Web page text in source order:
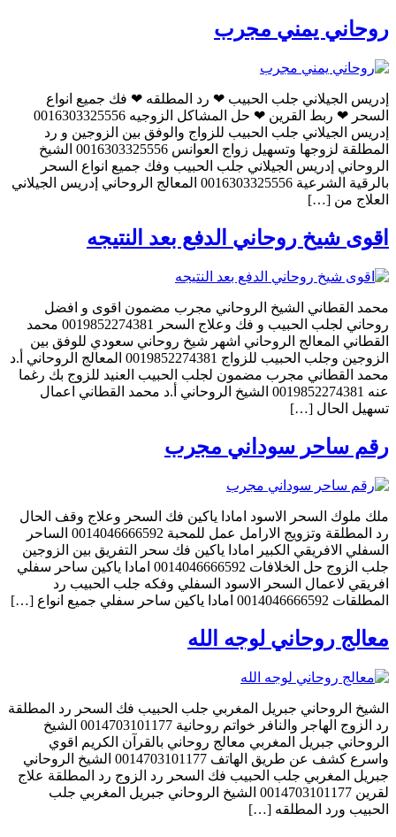
روحاني يمني مجرب
إدريس الجيلاني جلب الحبيب ❤ رد المطلقه ❤ فك جميع انواع
السحر ❤ ربط القرين ❤ حل المشاكل الزوجيه 0016303325556
إدريس الجيلاني جلب الحبيب للزواج والوفق بين الزوجين و رد
المطلقة لزوجها وتسهيل زواج العوانس 0016303325556 الشيخ
الروحاني إدريس الجيلاني جلب الحبيب وفك جميع انواع السحر
بالرقية الشرعية 0016303325556 المعالج الروحاني إدريس الجيلاني
العلاج من […]
اقوى شيخ روحاني الدفع بعد النتيجه
محمد القطاني الشيخ الروحاني مجرب مضمون اقوى و افضل
روحاني لجلب الحبيب و فك وعلاج السحر 0019852274381 محمد
القطاني المعالج الروحاني اشهر شيخ روحاني سعودي للوفق بين
الزوجين وجلب الحبيب للزواج 0019852274381 المعالج الروحاني أ.د
محمد القطاني مجرب مضمون لجلب الحبيب العنيد للزوج بك رغما
عنه 0019852274381 الشيخ الروحاني أ.د محمد القطاني اعمال
تسهيل الحال […]
رقم ساحر سوداني مجرب
ملك ملوك السحر الاسود امادا ياكين فك السحر وعلاج وقف الحال
رد المطلقة وتزويج الارامل عمل للمحبة 0014046666592 الساحر
السفلي الافريقي الكبير امادا ياكين فك سحر التفريق بين الزوجين
جلب الزوج حل الخلافات 0014046666592 امادا ياكين ساحر سفلي
افريقي لاعمال السحر الاسود السفلي وفكه جلب الحبيب رد
المطلقات 0014046666592 امادا ياكين ساحر سفلي جميع انواع […]
معالج روحاني لوجه الله
الشيخ الروحاني جبريل المغربي جلب الحبيب فك السحر رد المطلقة
رد الزوج الهاجر والنافر خواتم روحانية 0014703101177 الشيخ
الروحاني جبريل المغربي معالج روحاني بالقرآن الكريم اقوي
واسرع كشف عن طريق الهاتف 0014703101177 الشيخ الروحاني
جبريل المغربي جلب الحبيب فك السحر رد الزوج رد المطلقة علاج
لقرين 0014703101177 الشيخ الروحاني جبريل المغربي جلب
الحبيب ورد المطلقه […]